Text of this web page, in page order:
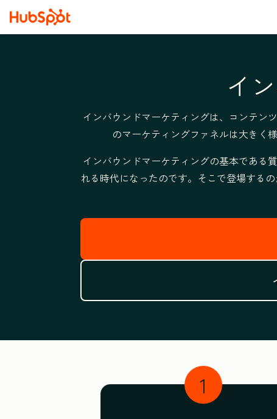
イ
インバウンドマーケティングは、コンテン
のマーケティングファネルは大きく
インバウンドマーケティングの基本である
れる時代になったのです。そこで登場するの
1